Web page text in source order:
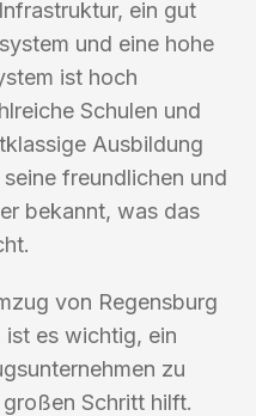
ein gut
und eine hohe
ist hoch
Schulen und
Ausbildung
freundlichen und
bekannt, was das
von Regensburg
ist es wichtig, ein
zu
Schritt hilft.